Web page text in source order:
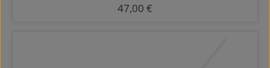
Regulärer Preis:
47,00 €